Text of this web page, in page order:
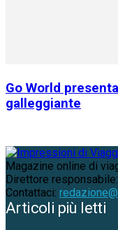
Go World
galleggiante
Magazine online di
Direttore
Contattaci:
Articoli più letti